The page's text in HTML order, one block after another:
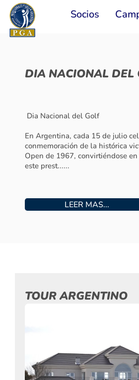
Socios
BUSQUEDA
HIGHLAND PARK COUNTRY
Búsqueda laboral exclusiva para
al día.
Tareas a realizar:
TOUR ARGENTINO